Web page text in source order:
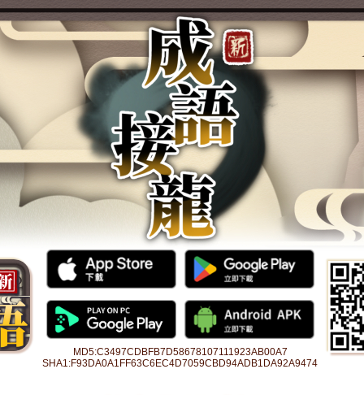
MD5:C3497CDBFB7D58678107111923AB00A7
SHA1:F93DA0A1FF63C6EC4D7059CBD94ADB1DA92A9474